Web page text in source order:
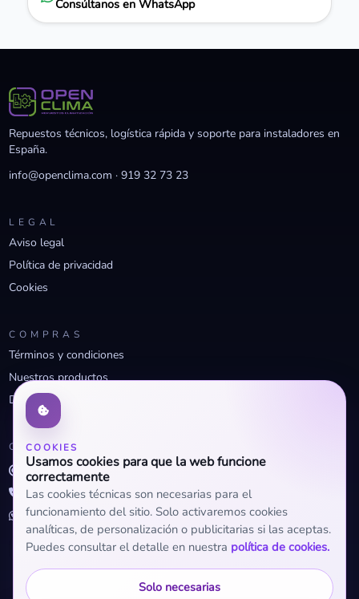
Consúltanos en WhatsApp
COOKIES
Usamos cookies para que la web funcione
correctamente
Las cookies técnicas son necesarias para el
funcionamiento del sitio. Solo activaremos cookies
analíticas, de personalización o publicitarias si las aceptas.
Puedes consultar el detalle en nuestra política de cookies.
Solo necesarias
Repuestos técnicos, logística rápida y soporte para instaladores en
España.
info@openclima.com ·919 32 73 23
LEGAL
Aviso legal
Política de privacidad
Cookies
COMPRAS
Términos y condiciones
Nuestros productos
Descuentos profesionales
CONTACTO
info@openclima.com
919 32 73 23
+34 623 56 04 93 (WhatsApp)